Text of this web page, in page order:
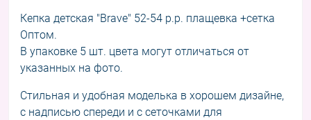
Кепка детская "Brave" 52-54 р.р. плащевка +сетка
Оптом.
В упаковке 5 шт. цвета могут отличаться от
указанных на фото.
Стильная и удобная моделька в хорошем дизайне,
с надписью спереди и с сеточками для